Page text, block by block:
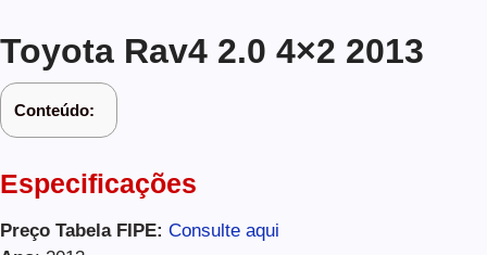
Toyota Rav4 2.0 4×2 2013
Conteúdo:
Especificações
Preço Tabela FIPE: Consulte aqui